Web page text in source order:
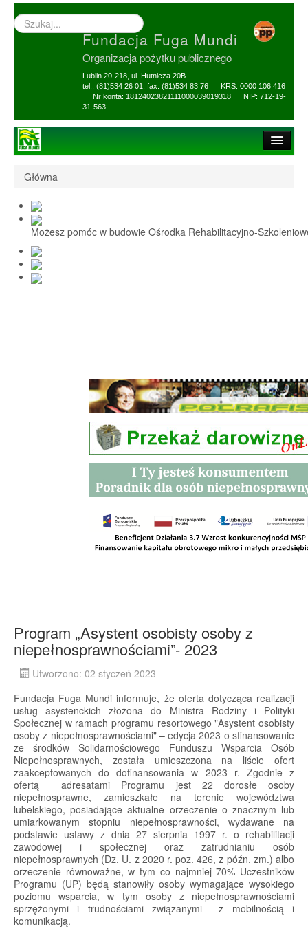
Wyszukiwarka
–
Fundacja Fuga Mundi
Organizacja pożytku publicznego
Lublin 20-218, ul. Hutnicza 20B
tel.: (81)534 26 01, fax: (81)534 83 76 KRS: 0000 106 416
Nr konta: 18124023821111000039019318 NIP: 712-19-
31-563
1,5% i darowizny
Nasi Beneficjenci
Ośrodek Reh-Szkol
Sprawozdania
Główna
Możesz pomóc w budowie Ośrodka Rehabilitacyjno-
Program „Asystent osobisty osoby z
niepełnosprawnościami”- 2023
Utworzono: 02 styczeń 2023
Fundacja Fuga Mundi informuje, że oferta dotycząca realizacji
usług asystenckich złożona do Ministra Rodziny i Polityki
Społecznej w ramach programu resortowego "Asystent osobisty
osoby z niepełnosprawnościami" – edycja 2023 o sfinansowanie
ze środków Solidarnościowego Funduszu Wsparcia Osób
Niepełnosprawnych, została umieszczona na liście ofert
zaakceptowanych do dofinansowania w 2023 r. Zgodnie z
ofertą adresatami Programu jest 22 dorosłe osoby
niepełnosprawne, zamieszkałe na terenie województwa
lubelskiego, posiadające aktualne orzeczenie o znacznym lub
umiarkowanym stopniu niepełnosprawności, wydawane na
podstawie ustawy z dnia 27 sierpnia 1997 r. o rehabilitacji
zawodowej i społecznej oraz zatrudnianiu osób
niepełnosprawnych (Dz. U. z 2020 r. poz. 426, z późn. zm.) albo
orzeczenie równoważne, w tym co najmniej 70% Uczestników
Programu (UP) będą stanowiły osoby wymagające wysokiego
poziomu wsparcia, w tym osoby z niepełnosprawnościami
sprzężonymi i trudnościami związanymi z mobilnością i
komunikacją.